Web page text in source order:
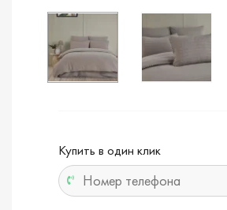
Купить в один клик